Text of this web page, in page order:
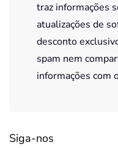
traz informações
atualizações de
desconto
spam nem
informações com
Siga-nos